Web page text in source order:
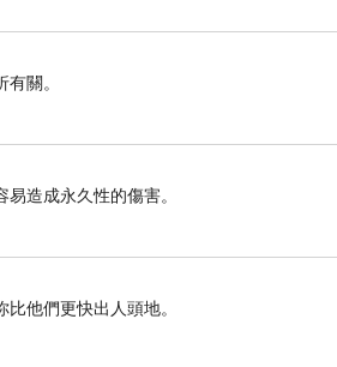
關。
造成永久性的傷害。
他們更快出人頭地。